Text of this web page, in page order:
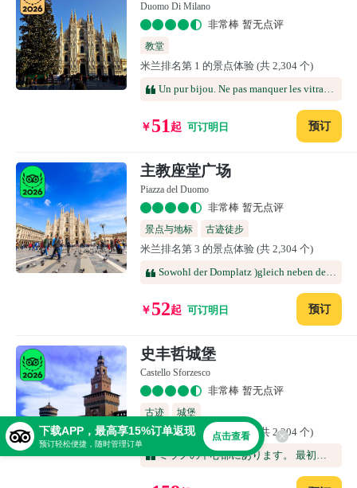
Duomo Di Milano
非常棒 暂无点评
教堂
米兰排名第 1 的景点体验 (共 2,304 个)
￥51起 可订明日 预订
主教座堂广场
Piazza del Duomo
非常棒 暂无点评
景点与地标
古迹徒步
米兰排名第 3 的景点体验 (共 2,304 个)
￥52起 可订明日 预订
史丰哲城堡
Castello Sforzesco
非常棒 暂无点评
古迹
城堡
米兰排名第 5 的景点体验 (共 2,304 个)
下载APP，最高享15%订单返现
预订轻松便捷，随时管理订单
点击查看